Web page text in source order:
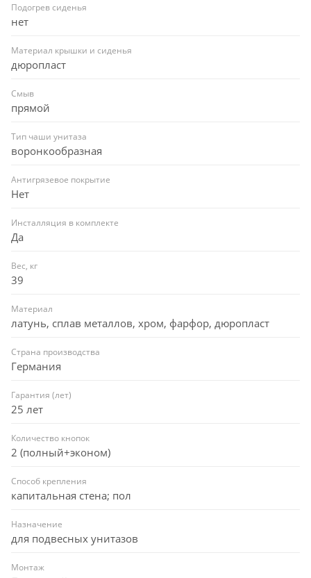
Подогрев сиденья
нет
Материал крышки и сиденья
дюропласт
Смыв
прямой
Тип чаши унитаза
воронкообразная
Антигрязевое покрытие
Нет
Инсталляция в комплекте
Да
Вес, кг
39
Материал
латунь, сплав металлов, хром, фарфор, дюропласт
Страна производства
Германия
Гарантия (лет)
25 лет
Количество кнопок
2 (полный+эконом)
Способ крепления
капитальная стена; пол
Назначение
для подвесных унитазов
Монтаж